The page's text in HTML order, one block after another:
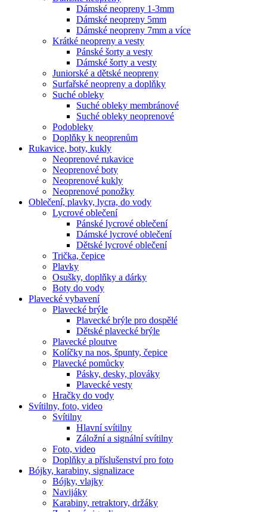
Dámské neopreny 1-3mm
Dámské neopreny 5mm
Dámské neopreny 7mm a více
Krátké neopreny a vesty
Pánské šorty a vesty
Dámské šorty a vesty
Juniorské a dětské neopreny
Surfařské neopreny a doplňky
Suché obleky
Suché obleky membránové
Suché obleky neoprenové
Podobleky
Doplňky k neoprenům
Rukavice, boty, kukly
Neoprenové rukavice
Neoprenové boty
Neoprenové kukly
Neoprenové ponožky
Oblečení, plavky, lycra, do vody
Lycrové oblečení
Pánské lycrové oblečení
Dámské lycrové oblečení
Dětské lycrové oblečení
Trička, čepice
Plavky
Osušky, doplňky a dárky
Boty do vody
Plavecké vybavení
Plavecké brýle
Plavecké brýle pro dospělé
Dětské plavecké brýle
Plavecké ploutve
Kolíčky na nos, špunty, čepice
Plavecké pomůcky
Pásky, desky, plováky
Plavecké vesty
Hračky do vody
Svítilny, foto, video
Svítilny
Hlavní svítilny
Záložní a signální svítilny
Foto, video
Doplňky a příslušenství pro foto
Bójky, karabiny, signalizace
Bójky, vlajky
Navijáky
Karabiny, retraktory, držáky